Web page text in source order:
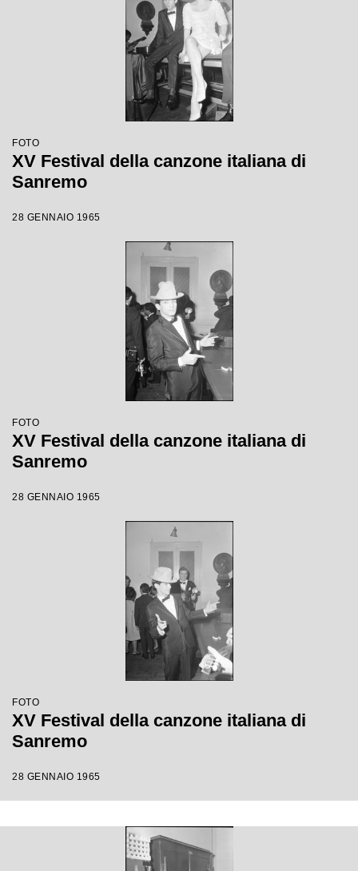
FOTO
XV Festival della canzone italiana di
Sanremo
28 GENNAIO 1965
FOTO
XV Festival della canzone italiana di
Sanremo
28 GENNAIO 1965
FOTO
XV Festival della canzone italiana di
Sanremo
28 GENNAIO 1965